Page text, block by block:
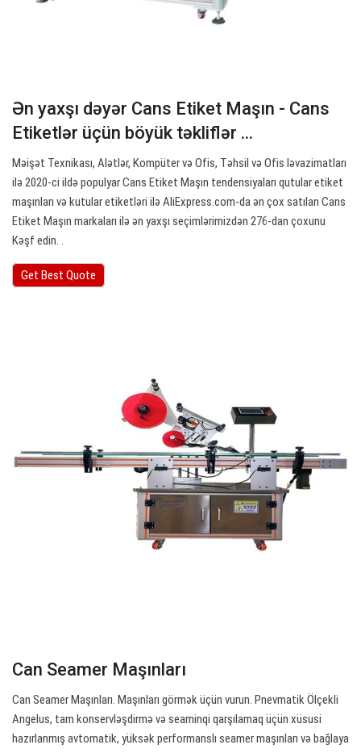
Ən yaxşı dəyər Cans Etiket Maşın - Cans
Etiketlər üçün böyük təkliflər ...
Məişət Texnikası, Alətlər, Kompüter və Ofis, Təhsil və Ofis ləvazimatları
ilə 2020-ci ildə populyar Cans Etiket Maşın tendensiyaları qutular etiket
maşınları və kutular etiketləri ilə AliExpress.com-da ən çox satılan Cans
Etiket Maşın markaları ilə ən yaxşı seçimlərimizdən 276-dan çoxunu
Kəşf edin. .
Get Best Quote
Can Seamer Maşınları
Can Seamer Maşınları. Maşınları görmək üçün vurun. Pnevmatik Ölçekli
Angelus, tam konservləşdirmə və seaminqi qarşılamaq üçün xüsusi
hazırlanmış avtomatik, yüksək performanslı seamer maşınları və bağlaya